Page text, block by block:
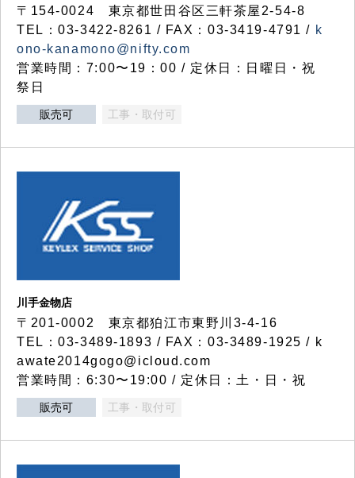
〒154-0024 東京都世田谷区三軒茶屋2-54-8
TEL：03-3422-8261 / FAX：03-3419-4791 / k
ono-kanamono@nifty.com
営業時間：7:00〜19：00 / 定休日：日曜日・祝
祭日
販売可 工事・取付可
川手金物店
〒201-0002 東京都狛江市東野川3-4-16
TEL：03-3489-1893 / FAX：03-3489-1925 / k
awate2014gogo@icloud.com
営業時間：6:30〜19:00 / 定休日：土・日・祝
販売可 工事・取付可